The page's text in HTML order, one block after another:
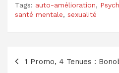
Tags: auto-amélioration,
santé mentale, sexualité
1 Promo, 4 Tenues :